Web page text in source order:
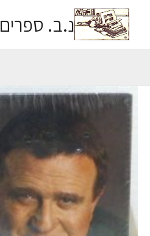
נ.ב. ספרים